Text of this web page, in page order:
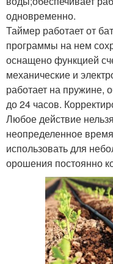
одновременно.
Таймер работает от
программы на нем
оснащено функцией
механические и
работает на пружине,
до 24 часов.
Любое действие
неопределенное
использовать для
орошения постоянно